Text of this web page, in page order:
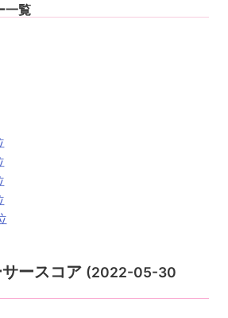
一覧
ースコア (2022-05-30